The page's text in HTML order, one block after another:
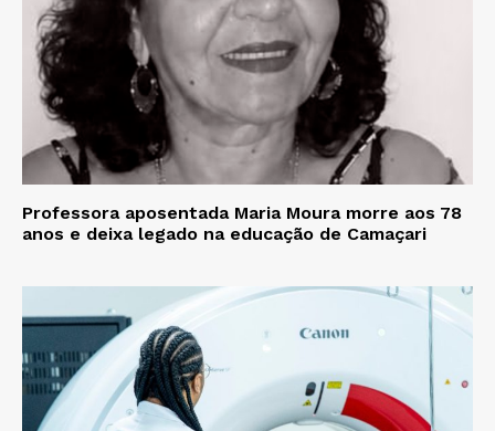
Professora aposentada Maria Moura morre aos 78
anos e deixa legado na educação de Camaçari